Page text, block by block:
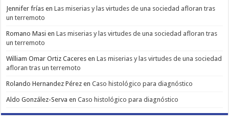
Jennifer frías enLas miserias y las virtudes de una sociedad afloran tras
un terremoto
Romano Masi enLas miserias y las virtudes de una sociedad afloran tras
un terremoto
William Omar Ortiz Caceres enLas miserias y las virtudes de una sociedad
afloran tras un terremoto
Rolando Hernandez Pérez enCaso histológico para diagnóstico
Aldo González-Serva enCaso histológico para diagnóstico